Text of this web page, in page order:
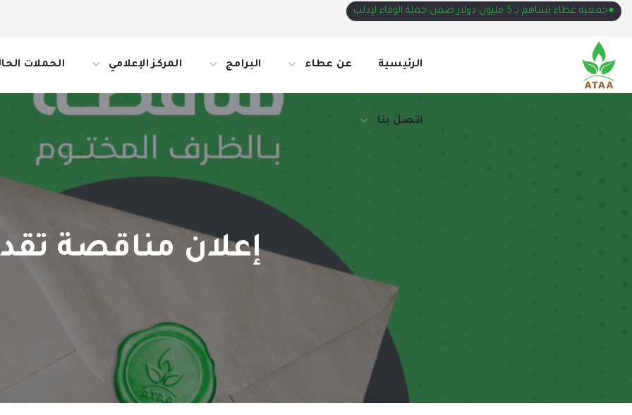
●جمعية عطاء تساهم بـ 5 مليون دولار ضمن حملة الوفاء لإدلب
الرئيسية عن عطاء البرامج المركز الإعلامي الحملات
اتصل بنا
إعلان مناقصة